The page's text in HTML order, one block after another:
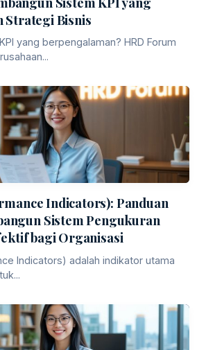
Strategi Bisnis
yang berpengalaman? HRD Forum
Indicators): Panduan
Sistem Pengukuran
bagi Organisasi
Indicators) adalah indikator utama